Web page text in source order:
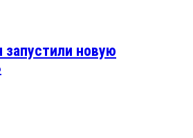
запустили новую